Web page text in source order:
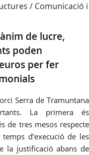
/ Comunicació i
de lucre,
poden
per fer
Serra de Tramuntana
La primera és
de tres mesos respecte
d’execució de les
la justificació abans de